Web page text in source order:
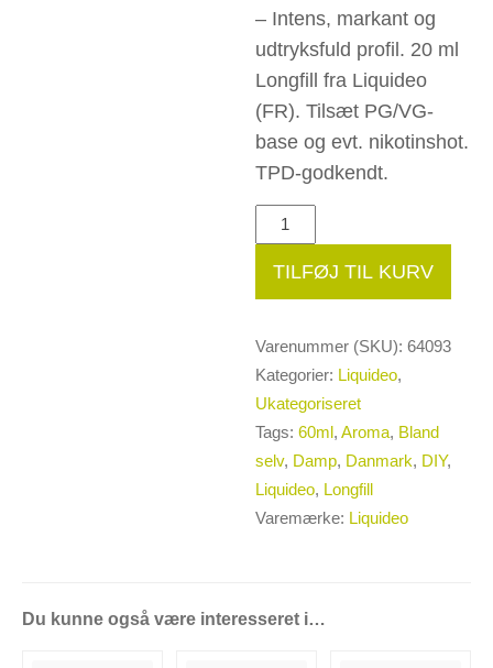
– Intens, markant og
udtryksfuld profil. 20 ml
Longfill fra Liquideo
(FR). Tilsæt PG/VG-
base og evt. nikotinshot.
TPD-godkendt.
20ml
Liquideo
Longfill:
Joplin
TILFØJ TIL KURV
Varenummer (SKU):64093
Kategorier: Liquideo,
Ukategoriseret
Tags:60ml,Aroma, Bland
selv, Damp, Danmark, DIY,
Liquideo, Longfill
Varemærke: Liquideo
Du kunne også være interesseret i…